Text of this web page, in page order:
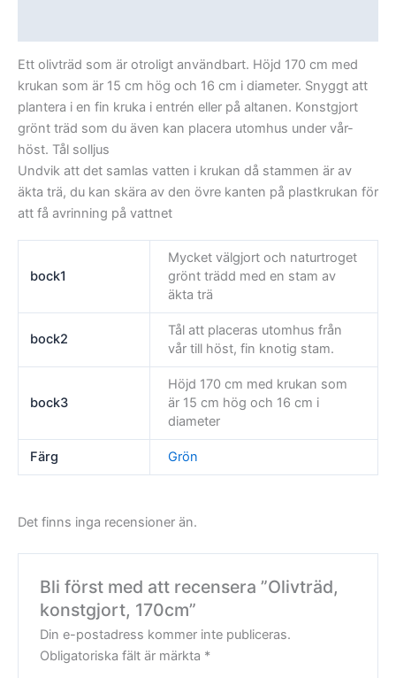
Ett olivträd som är otroligt användbart. Höjd 170 cm med
krukan som är 15 cm hög och 16 cm i diameter. Snyggt att
plantera i en fin kruka i entrén eller på altanen. Konstgjort
grönt träd som du även kan placera utomhus under vår-
höst. Tål solljus
Undvik att det samlas vatten i krukan då stammen är av
äkta trä, du kan skära av den övre kanten på plastkrukan för
att få avrinning på vattnet
bock1
Mycket välgjort och naturtroget
grönt trädd med en stam av
äkta trä
bock2
Tål att placeras utomhus från
vår till höst, fin knotig stam.
bock3
Höjd 170 cm med krukan som
är 15 cm hög och 16 cm i
diameter
Färg Grön
Det finns inga recensioner än.
Bli först med att recensera ”Olivträd,
konstgjort, 170cm”
Din e-postadress kommer inte publiceras.
Obligatoriska fält är märkta *